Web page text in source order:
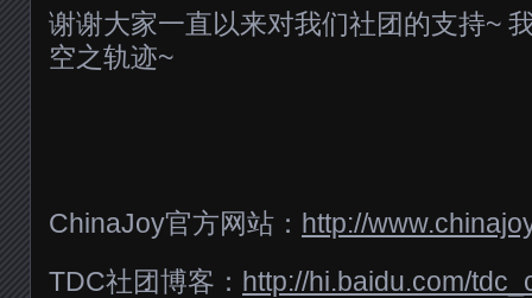
谢谢大家一直以来对我们社团的支持~
空之轨迹~
ChinaJoy官方网站： http://
TDC社团博客： http://hi.baidu.com/